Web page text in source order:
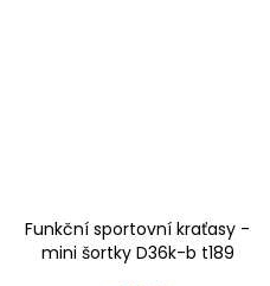
Funkční sportovní kraťasy -
mini šortky D36k-b t189